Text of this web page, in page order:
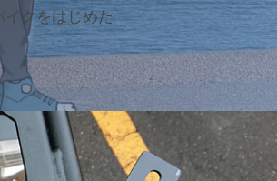
イクをはじめた